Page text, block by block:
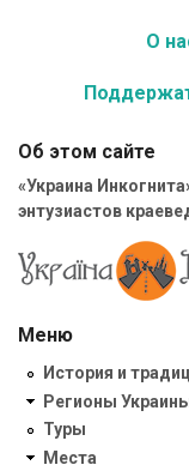
О
Об этом сайте
«Украина
энтузиастов
Меню
История и
Регионы
Туры
Места